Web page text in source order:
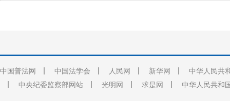
中国普法网 中国法学会 人民网 新华网
中华人民共
中央纪委监察部网站
光明网 求是网 中华人民共和